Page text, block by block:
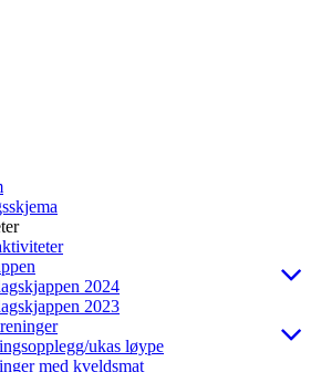
2024
2023
ukas løype
med kveldsmat